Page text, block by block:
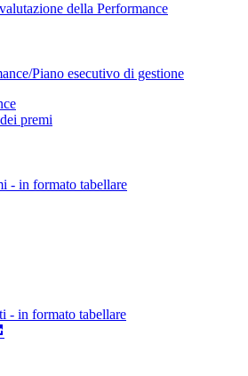
della Performance
Piano esecutivo di gestione
premi
- in formato tabellare
- in formato tabellare